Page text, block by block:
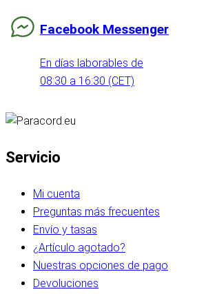
Facebook Messenger
En días laborables de
08:30 a 16:30 (CET)
Servicio
Mi cuenta
Preguntas más frecuentes
Envío y tasas
¿Artículo agotado?
Nuestras opciones de pago
Devoluciones